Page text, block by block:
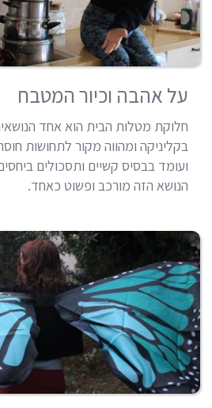
על אהבה וכיור המטבח
חלוקת מטלות הבית הוא אחד
בקליניקה ומהווה מקור לתחושות
ועומד בבסיס קשיים ותסכולים
הנושא הזה מורכב ופשוט כאחד.